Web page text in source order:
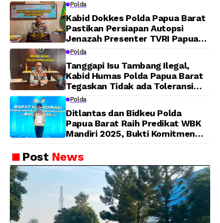
Polda
Kabid Dokkes Polda Papua Barat
Pastikan Persiapan Autopsi
Jenazah Presenter TVRI Papua
Barat Yanto Idorway Telah
Dijadwalkan Kamis
Polda
Tanggapi Isu Tambang Ilegal,
Kabid Humas Polda Papua Barat
Tegaskan Tidak ada Toleransi
bagi Oknum Anggota
Polda
Ditlantas dan Bidkeu Polda
Papua Barat Raih Predikat WBK
Mandiri 2025, Bukti Komitmen
Berintegritas
PostNews